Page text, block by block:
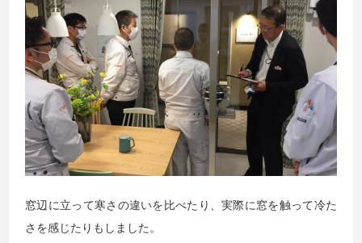
窓辺に立って寒さの違いを比べたり、実際に窓を触って冷た
さを感じたりもしました。